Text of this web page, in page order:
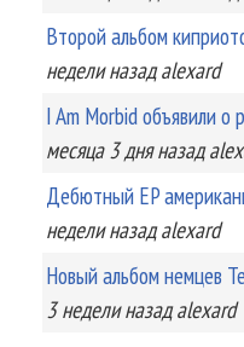
Второй альбом
неделиназад alexard
I Am Morbid объявили о
месяца 3 дняназад
Дебютный EP
неделиназад alexard
Новый альбом немцев
3 неделиназад alexard